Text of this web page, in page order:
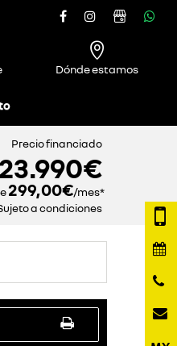
Dónde estamos
Precio financiado
23.990€
299,00€/mes*
a condiciones